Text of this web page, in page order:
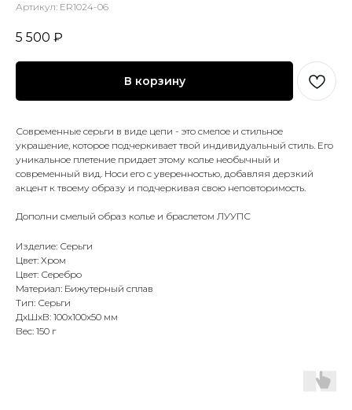
Артикул: ER1024-06
5 500 ₽
В корзину
Современные серьги в виде цепи - это смелое и стильное
украшение, которое подчеркивает твой индивидуальный стиль. Его
уникальное плетение придает этому колье необычный и
современный вид. Носи его с уверенностью, добавляя дерзкий
акцент к твоему образу и подчеркивая свою неповторимость.
Дополни смелый образ колье и браслетом ЛУУПС
Изделие: Серьги
Цвет: Хром
Цвет: Серебро
Материал: Бижутерный сплав
Тип: Серьги
ДxШxВ: 100x100x50 мм
Вес: 150 г